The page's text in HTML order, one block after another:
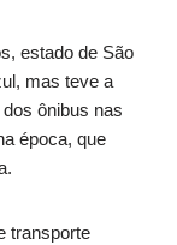
estado de São
mas teve a
ônibus nas
época, que
transporte